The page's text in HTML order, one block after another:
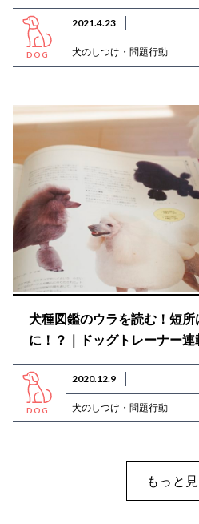
DOG
2021.4.23
犬のしつけ・問題行動
犬種図鑑のウラを読む！短
に！？｜ドッグトレーナー連
DOG
2020.12.9
犬のしつけ・問題行動
もっと